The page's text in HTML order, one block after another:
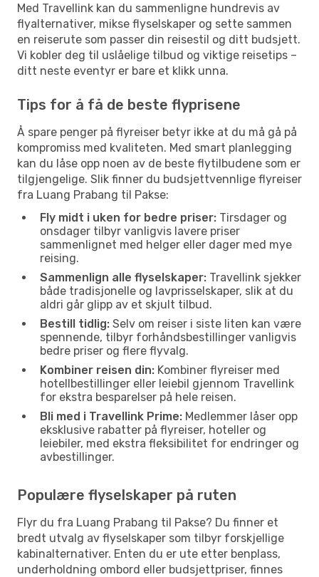
Med Travellink kan du sammenligne hundrevis av
flyalternativer, mikse flyselskaper og sette sammen
en reiserute som passer din reisestil og ditt budsjett.
Vi kobler deg til uslåelige tilbud og viktige reisetips –
ditt neste eventyr er bare et klikk unna.
Tips for å få de beste flyprisene
Å spare penger på flyreiser betyr ikke at du må gå på
kompromiss med kvaliteten. Med smart planlegging
kan du låse opp noen av de beste flytilbudene som er
tilgjengelige. Slik finner du budsjettvennlige flyreiser
fra Luang Prabang til Pakse:
Fly midt i uken for bedre priser: Tirsdager og
onsdager tilbyr vanligvis lavere priser
sammenlignet med helger eller dager med mye
reising.
Sammenlign alle flyselskaper: Travellink sjekker
både tradisjonelle og lavprisselskaper, slik at du
aldri går glipp av et skjult tilbud.
Bestill tidlig: Selv om reiser i siste liten kan være
spennende, tilbyr forhåndsbestillinger vanligvis
bedre priser og flere flyvalg.
Kombiner reisen din: Kombiner flyreiser med
hotellbestillinger eller leiebil gjennom Travellink
for ekstra besparelser på hele reisen.
Bli med i Travellink Prime: Medlemmer låser opp
eksklusive rabatter på flyreiser, hoteller og
leiebiler, med ekstra fleksibilitet for endringer og
avbestillinger.
Populære flyselskaper på ruten
Flyr du fra Luang Prabang til Pakse? Du finner et
bredt utvalg av flyselskaper som tilbyr forskjellige
kabinalternativer. Enten du er ute etter benplass,
underholdning ombord eller budsjettpriser, finnes